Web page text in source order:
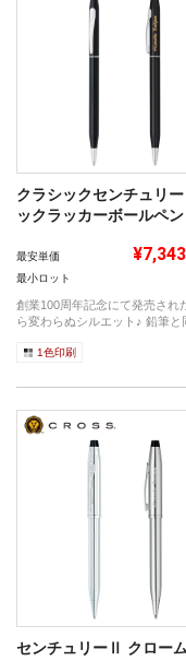
クラシックセンチュリー
ックラッカーボールペン
最安単価
最小ロット
創業100周年記念にて発売され
ら変わらぬシルエット♪ 鉛筆と
1色印刷
センチュリーⅡ クロー